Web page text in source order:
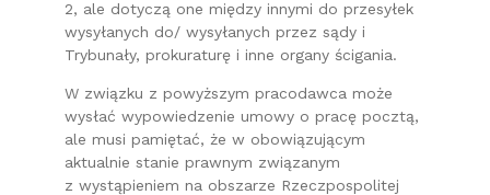
2, ale dotyczą one między innymi do przesyłek
wysyłanych do/ wysyłanych przez sądy i
Trybunały, prokuraturę i inne organy ścigania.
W związku z powyższym pracodawca może
wysłać wypowiedzenie umowy o pracę pocztą,
ale musi pamiętać, że w obowiązującym
aktualnie stanie prawnym związanym
z wystąpieniem na obszarze Rzeczpospolitej